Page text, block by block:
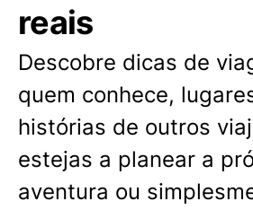
reais
Descobre dicas de
quem conhece,
histórias de outros
estejas a planear a
aventura ou